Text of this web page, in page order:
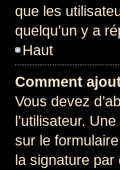
que les
quelqu’un y a
Haut
Comment
Vous devez
l’utilisateur.
sur le
la signature par